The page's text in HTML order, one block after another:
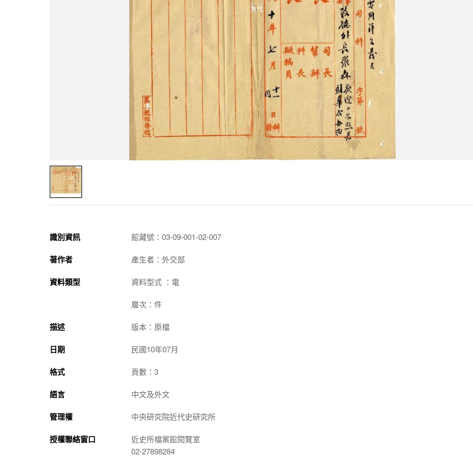
識別資訊 館藏號：03-09-001-02-007
著作者 產生者：外交部
資料類型 資料型式 ：電
層次：件
描述 版本：原檔
日期 民國10年07月
格式 頁數：3
語言 中文及外文
管理權 中央研究院近代史研究所
授權聯絡窗口
近史所檔案館閱覽室
02-27898284